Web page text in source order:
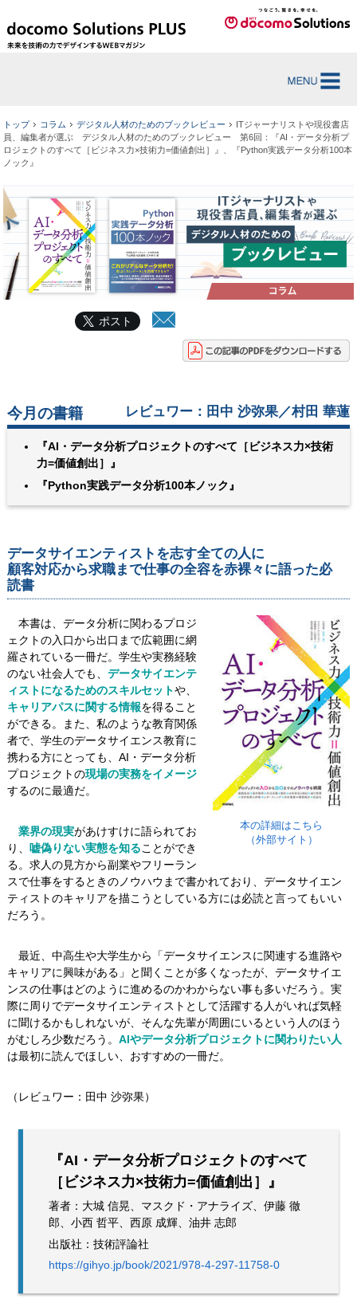
トップ コラム デジタル人材のためのブックレビュー
ITジャーナリストや現役書店
員、編集者が選ぶ デジタル人材のためのブックレビュー 第6回：『AI・データ分析プ
ロジェクトのすべて［ビジネス力×技術力=価値創出］』、『Python実践データ分析100本
ノック』
ポスト
今月の書籍 レビュワー：田中 沙弥果／村田 華蓮
『AI・データ分析プロジェクトのすべて［ビジネス力×技術
力=価値創出］』
『Python実践データ分析100本ノック』
データサイエンティストを志す全ての人に
顧客対応から求職まで仕事の全容を赤裸々に語った必
読書
本の詳細はこちら
（外部サイト）
本書は、データ分析に関わるプロジ
ェクトの入口から出口まで広範囲に網
羅されている一冊だ。学生や実務経験
のない社会人でも、 データサイエンテ
ィストになるためのスキルセットや、
キャリアパスに関する情報を得ること
ができる。また、私のような教育関係
者で、学生のデータサイエンス教育に
携わる方にとっても、AI・データ分析
プロジェクトの現場の実務をイメージ
するのに最適だ。
業界の現実があけすけに語られてお
り、 嘘偽りない実態を知ることができ
る。求人の見方から副業やフリーラン
スで仕事をするときのノウハウまで書かれており、データサイエン
ティストのキャリアを描こうとしている方には必読と言ってもいい
だろう。
最近、中高生や大学生から「データサイエンスに関連する進路や
キャリアに興味がある」と聞くことが多くなったが、データサイエ
ンスの仕事はどのように進めるのかわからない事も多いだろう。実
際に周りでデータサイエンティストとして活躍する人がいれば気軽
に聞けるかもしれないが、そんな先輩が周囲にいるという人のほう
がむしろ少数だろう。 AIやデータ分析プロジェクトに関わりたい人
は最初に読んでほしい、おすすめの一冊だ。
（レビュワー：田中 沙弥果）
『AI・データ分析プロジェクトのすべて
［ビジネス力×技術力=価値創出］』
著者：大城 信晃、マスクド・アナライズ、伊藤 徹
郎、小西 哲平、西原 成輝、油井 志郎
出版社：技術評論社
https://gihyo.jp/book/2021/978-4-297-11758-0